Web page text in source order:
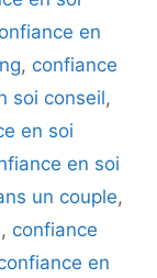
en
, confiance
soi conseil,
en soi
en soi
un couple,
, confiance
en